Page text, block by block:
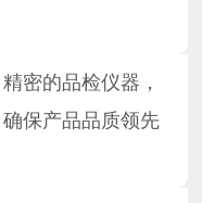
密的品检仪器，
保产品品质领先